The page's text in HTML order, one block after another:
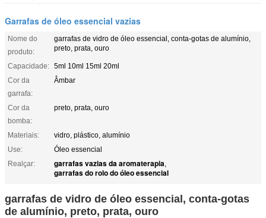
Garrafas de óleo essencial vazias
Nome do
produto:
garrafas de vidro de óleo essencial, conta-gotas de alumínio,
preto, prata, ouro
Capacidade: 5ml 10ml 15ml 20ml
Cor da
garrafa:
Âmbar
Cor da
bomba:
preto, prata, ouro
Materiais:
vidro, plástico, alumínio
Use:
Óleo essencial
Realçar:
garrafas vazias da aromaterapia,
garrafas do rolo do óleo essencial
garrafas de vidro de óleo essencial, conta-gotas
de alumínio, preto, prata, ouro